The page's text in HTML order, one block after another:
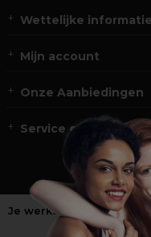
Wettelijke informatie
Mijn account
Onze Aanbiedingen
Service en Contact
Je werkt niet in de